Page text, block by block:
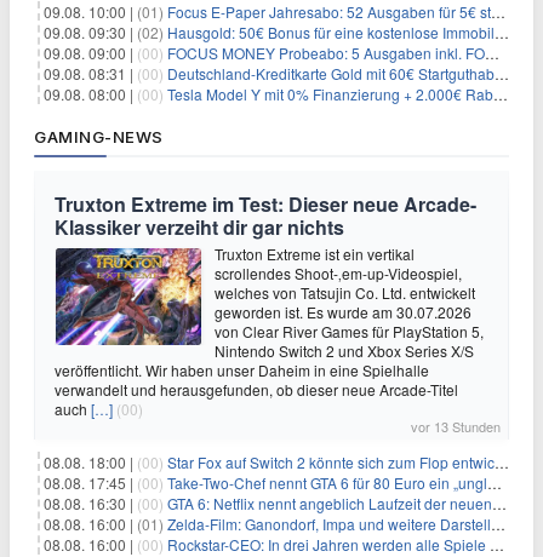
09.08. 10:00 | (01) Focus E-Paper Jahresabo: 52 Ausgaben für 5€ statt 207,48€ – per Formular kündbar!
09.08. 09:30 | (02) Hausgold: 50€ Bonus für eine kostenlose Immobilienbewertung
09.08. 09:00 | (00) FOCUS MONEY Probeabo: 5 Ausgaben inkl. FOCUS+ Zugang für 5€
09.08. 08:31 | (00) Deutschland-Kreditkarte Gold mit 60€ Startguthaben (45€ Gewinn)
09.08. 08:00 | (00) Tesla Model Y mit 0% Finanzierung + 2.000€ Rabatt für 38.970€
GAMING-NEWS
Truxton Extreme im Test: Dieser neue Arcade-
Klassiker verzeiht dir gar nichts
Truxton Extreme ist ein vertikal
scrollendes Shoot-‚em-up-Videospiel,
welches von Tatsujin Co. Ltd. entwickelt
geworden ist. Es wurde am 30.07.2026
von Clear River Games für PlayStation 5,
Nintendo Switch 2 und Xbox Series X/S
veröffentlicht. Wir haben unser Daheim in eine Spielhalle
verwandelt und herausgefunden, ob dieser neue Arcade-Titel
auch […] (00)
vor 13 Stunden
08.08. 18:00 | (00) Star Fox auf Switch 2 könnte sich zum Flop entwickeln
08.08. 17:45 | (00) Take-Two-Chef nennt GTA 6 für 80 Euro ein „unglaubliches Schnäppchen“
08.08. 16:30 | (00) GTA 6: Netflix nennt angeblich Laufzeit der neuen Gameplay-Präsentation
08.08. 16:00 | (01) Zelda-Film: Ganondorf, Impa und weitere Darsteller sollen feststehen
08.08. 16:00 | (00) Rockstar-CEO: In drei Jahren werden alle Spiele gestreamt